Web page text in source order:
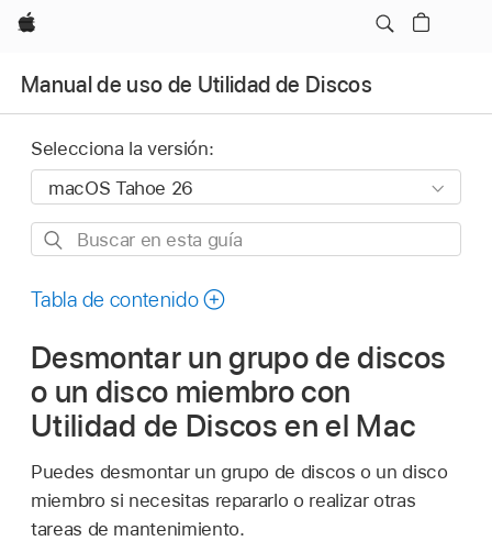
Apple
Manual de uso de Utilidad de Discos
Selecciona la versión:
Buscar
esta
Tabla de contenido
Desmontar un grupo de discos
o un disco miembro con
Utilidad de Discos en el Mac
Puedes desmontar un grupo de discos o un disco
miembro si necesitas repararlo o realizar otras
tareas de mantenimiento.